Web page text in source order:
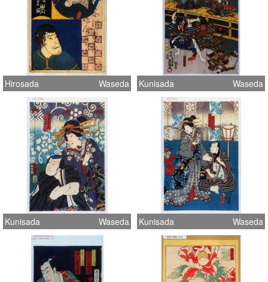
Hirosada Waseda Kunisada Waseda
Kunisada Waseda Kunisada Waseda